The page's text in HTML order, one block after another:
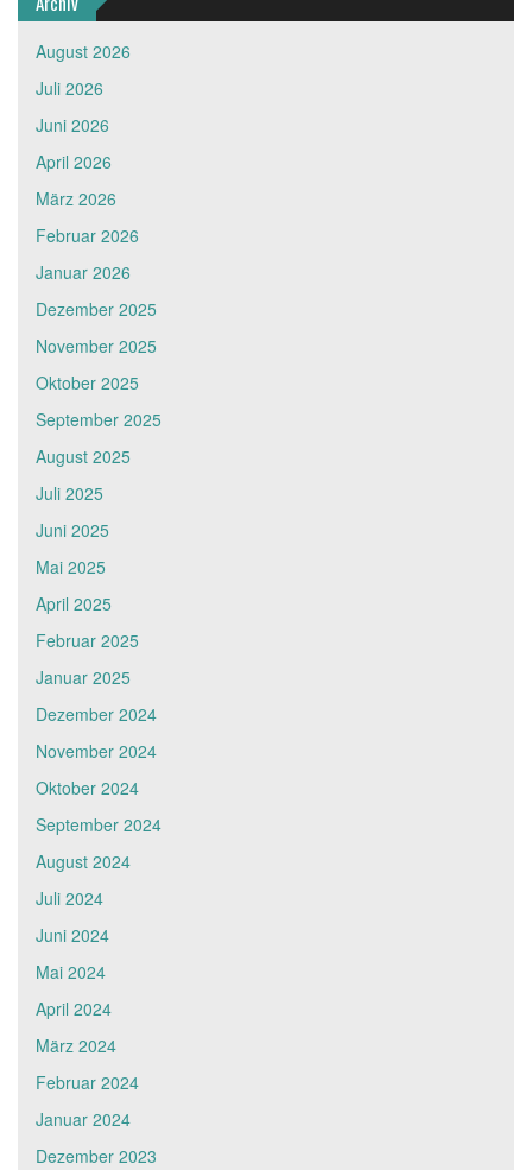
August 2026
Juli 2026
Juni 2026
April 2026
März 2026
Februar 2026
Januar 2026
Dezember 2025
November 2025
Oktober 2025
September 2025
August 2025
Juli 2025
Juni 2025
Mai 2025
April 2025
Februar 2025
Januar 2025
Dezember 2024
November 2024
Oktober 2024
September 2024
August 2024
Juli 2024
Juni 2024
Mai 2024
April 2024
März 2024
Februar 2024
Januar 2024
Dezember 2023